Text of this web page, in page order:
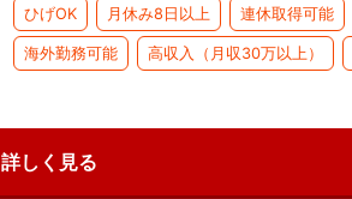
ひげOK 月休み8日以上 連休取得可能
海外勤務可能 高収入（月収30万以上）
詳しく見る